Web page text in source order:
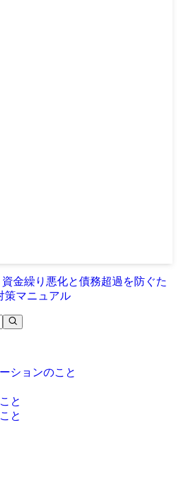
金繰り悪化と債務超過を防ぐた
策マニュアル
ションのこと
と
と